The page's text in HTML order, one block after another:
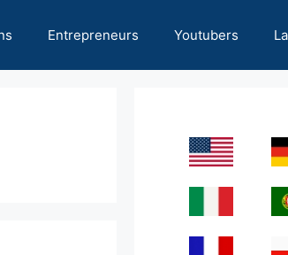
Entrepreneurs Youtubers